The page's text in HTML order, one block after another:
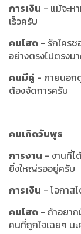
การเงิน - แม้จะห
เร็วครับ
คนโสด - รักใครช
อย่างตรงไปตรงม
คนมีคู่ - ภายนอก
ต้องจัดการครับ
คนเกิดวันพุธ
การงาน - งานที่ไ
ยิ่งใหญ่รออยู่ครับ
การเงิน - โอกาส
คนโสด - ถ้าอยา
คนที่ถูกใจเฉยๆ น